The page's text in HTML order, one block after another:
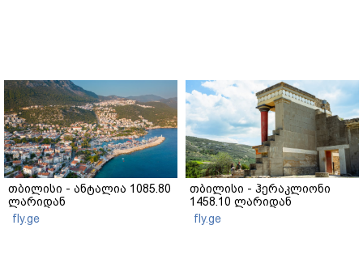
თბილისი - ანტალია 1085.80
ლარიდან
fly.ge
თბილისი - ჰერაკლიონი
1458.10 ლარიდან
fly.ge